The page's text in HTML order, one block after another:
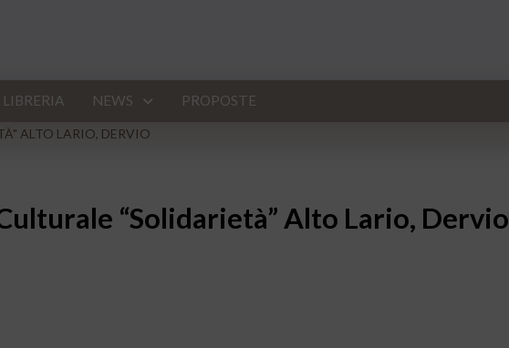
LIBRERIA NEWS PROPOSTE
ALTO LARIO, DERVIO
“Solidarietà” Alto Lario, Dervio